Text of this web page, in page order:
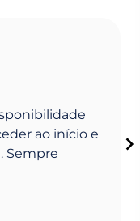
ao início e
Sempre